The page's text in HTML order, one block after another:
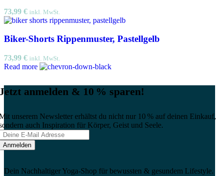
73,99 € inkl. MwSt.
Biker-Shorts Rippenmuster, Pastellgelb
73,99 € inkl. MwSt.
Read more
anmelden & 10 % sparen!
unserem Newsletter erhältst du nicht nur 10 % auf deinen Einkauf,
auch Inspiration für Körper, Geist und Seele.
Dein Nachhaltiger Yoga-Shop für bewussten & gesundem Lifestyle.